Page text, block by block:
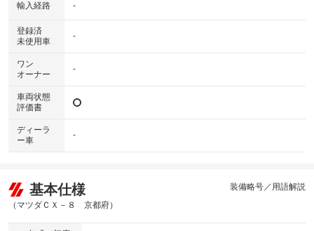
輸入経路 -
登録済
未使用車
-
ワン
オーナー
-
車両状態
評価書
ディーラ
ー車
-
基本仕様
（マツダＣＸ－８ 京都府）
装備略号／用語解説